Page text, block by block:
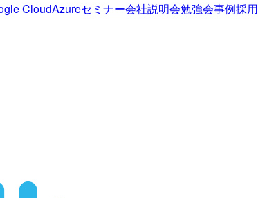
CloudAzureセミナー会社説明会勉強会事例採用